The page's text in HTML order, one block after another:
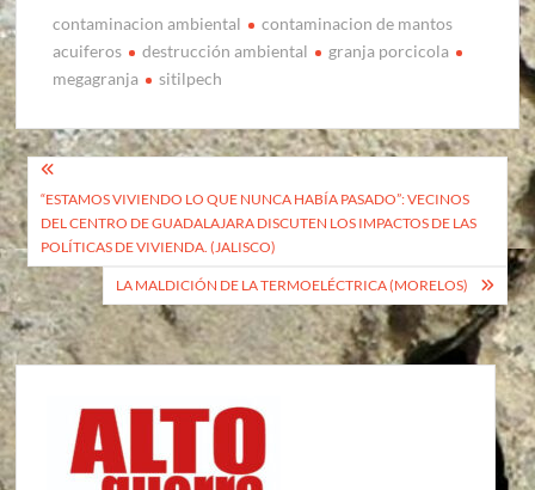
contaminacion ambiental
contaminacion de mantos
acuiferos
destrucción ambiental
granja porcicola
megagranja
sitilpech
Navegación
de
entradas
“ESTAMOS VIVIENDO LO QUE NUNCA HABÍA PASADO”: VECINOS
DEL CENTRO DE GUADALAJARA DISCUTEN LOS IMPACTOS DE LAS
POLÍTICAS DE VIVIENDA. (JALISCO)
LA MALDICIÓN DE LA TERMOELÉCTRICA (MORELOS)